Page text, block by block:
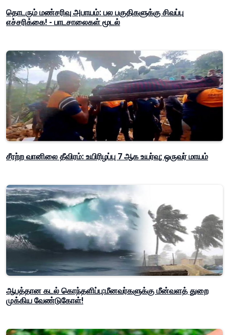
தொடரும் மண்சரிவு அபாயம்: பல பகுதிகளுக்கு சிவப்பு
எச்சரிக்கை! - பாடசாலைகள் மூடல்
சீரற்ற வானிலை தீவிரம்: உயிரிழப்பு 7 ஆக உயர்வு; ஒருவர் மாயம்
ஆபத்தான கடல் கொந்தளிப்பு:மீனவர்களுக்கு மீன்வளத் துறை
முக்கிய வேண்டுகோள்!